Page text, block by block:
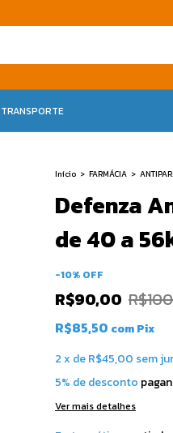
Início > FARMÁCIA >
Defenza
de 40 a
-10% OFF
R$90,00
R$85,50 comPix
2x deR$45,00 sem
5% de desconto
Ver mais detalhes